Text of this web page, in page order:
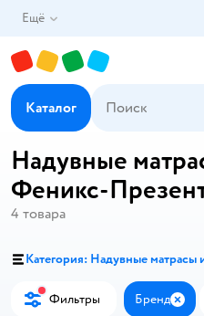
Ещё
Каталог
Надувные
Феникс-
4 товара
Категория: Надувные матрасы
Фильтры Бренд